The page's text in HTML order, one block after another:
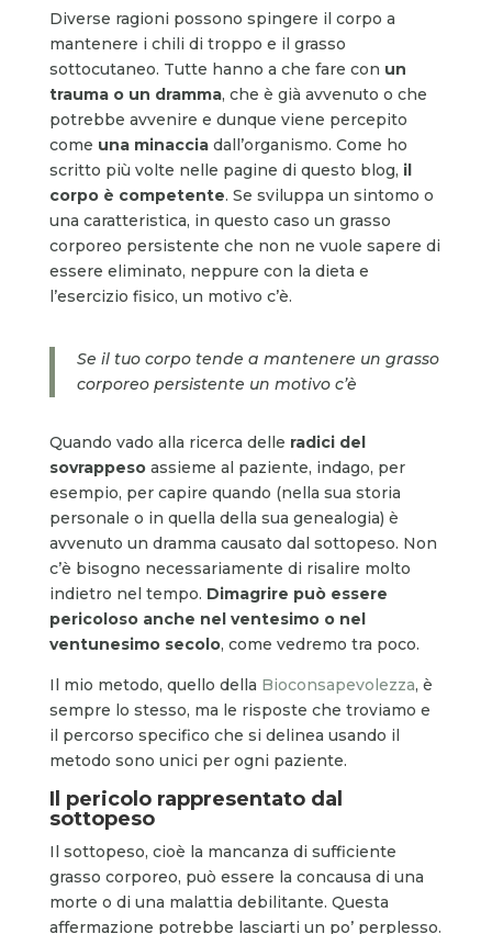
Diverse ragioni possono spingere il corpo a
mantenere i chili di troppo e il grasso
sottocutaneo. Tutte hanno a che fare con un
trauma o un dramma, che è già avvenuto o che
potrebbe avvenire e dunque viene percepito
come una minacciadall’organismo. Come ho
scritto più volte nelle pagine di questo blog, il
corpo è competente. Se sviluppa un sintomo o
una caratteristica, in questo caso un grasso
corporeo persistente che non ne vuole sapere di
essere eliminato, neppure con la dieta e
l’esercizio fisico, un motivo c’è.
Se il tuo corpo tende a mantenere un grasso
corporeo persistente un motivo c’è
Quando vado alla ricerca delle radici del
sovrappesoassieme al paziente, indago, per
esempio, per capire quando (nella sua storia
personale o in quella della sua genealogia) è
avvenuto un dramma causato dal sottopeso. Non
c’è bisogno necessariamente di risalire molto
indietro nel tempo. Dimagrire può essere
pericoloso anche nel ventesimo o nel
ventunesimo secolo, come vedremo tra poco.
Il mio metodo, quello della Bioconsapevolezza, è
sempre lo stesso, ma le risposte che troviamo e
il percorso specifico che si delinea usando il
metodo sono unici per ogni paziente.
Il pericolo rappresentato dal
sottopeso
Il sottopeso, cioè la mancanza di sufficiente
grasso corporeo, può essere la concausa di una
morte o di una malattia debilitante. Questa
affermazione potrebbe lasciarti un po’ perplesso.